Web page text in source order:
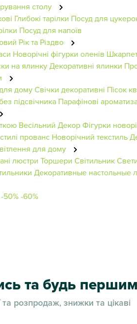
столу
Глибокі тарілки Посуд для
Посуд для напоїв
Рік та Різдво
Новорічні фігурки оленів
на ялинкуДекоративні ялинки
домуСвічки декоративні Пісок
підсвічника Парафінові
Весільний ДекорФігурки
прованс Новорічний текстиль
для дому
люстри Торшери Світильник
Декоративные настольные
-50%-60%
та будь першим
та розпродаж, знижки та цікаві